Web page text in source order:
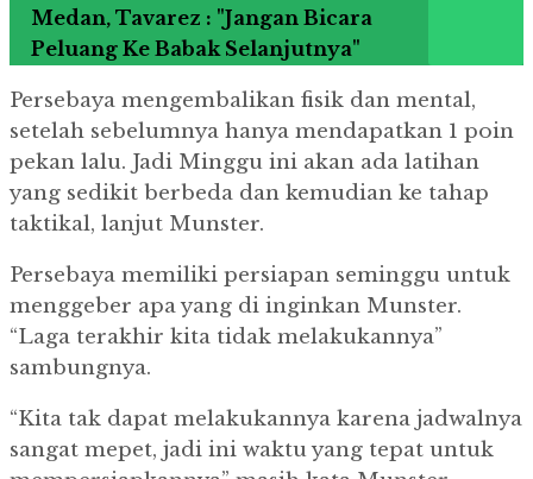
Medan, Tavarez : "Jangan Bicara
Peluang Ke Babak Selanjutnya"
Persebaya mengembalikan fisik dan mental,
setelah sebelumnya hanya mendapatkan 1 poin
pekan lalu. Jadi Minggu ini akan ada latihan
yang sedikit berbeda dan kemudian ke tahap
taktikal, lanjut Munster.
Persebaya memiliki persiapan seminggu untuk
menggeber apa yang di inginkan Munster.
“Laga terakhir kita tidak melakukannya”
sambungnya.
“Kita tak dapat melakukannya karena jadwalnya
sangat mepet, jadi ini waktu yang tepat untuk